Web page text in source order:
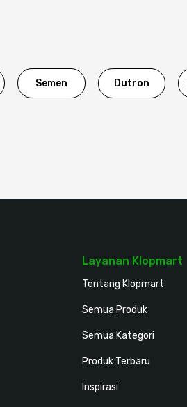
Semen Dutron
Layanan Klopmart
Tentang Klopmart
Semua Produk
Semua Kategori
Produk Terbaru
Inspirasi